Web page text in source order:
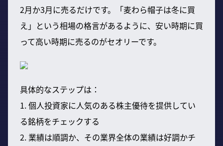
2月か3月に売るだけです。「麦わら帽子は冬に買
え」という相場の格言があるように、安い時期に買
って高い時期に売るのがセオリーです。
具体的なステップは：
1. 個人投資家に人気のある株主優待を提供してい
る銘柄をチェックする
2. 業績は順調か、その業界全体の業績は好調かチ